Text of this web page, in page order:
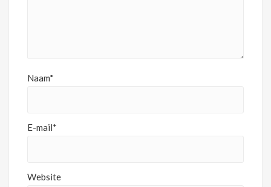
Naam*
E-mail*
Website